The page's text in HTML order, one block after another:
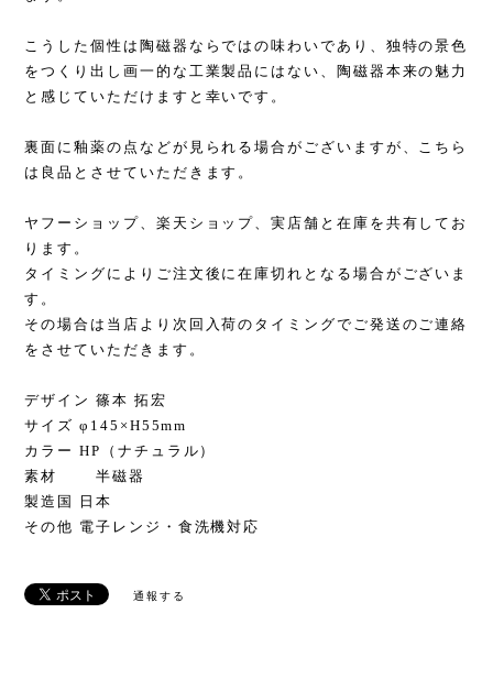
こうした個性は陶磁器ならではの味わいであり、独特の景色
をつくり出し画一的な工業製品にはない、陶磁器本来の魅力
と感じていただけますと幸いです。
裏面に釉薬の点などが見られる場合がございますが、こちら
は良品とさせていただきます。
ヤフーショップ、楽天ショップ、実店舗と在庫を共有してお
ります。
タイミングによりご注文後に在庫切れとなる場合がございま
す。
その場合は当店より次回入荷のタイミングでご発送のご連絡
をさせていただきます。
デザイン 篠本 拓宏
サイズ φ145×H55mm
カラー HP（ナチュラル）
素材 半磁器
製造国 日本
その他 電子レンジ・食洗機対応
通報する